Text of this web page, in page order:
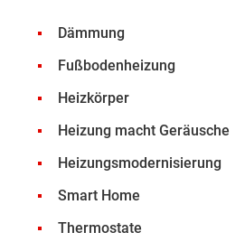
Dämmung
Fußbodenheizung
Heizkörper
Heizung macht Geräusche
Heizungsmodernisierung
Smart Home
Thermostate